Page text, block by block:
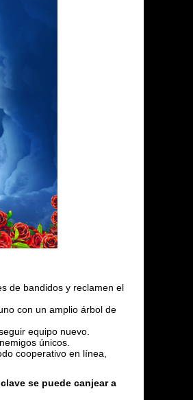
de bandidos y reclamen el
con un amplio árbol de
equipo nuevo.
únicos.
cooperativo en línea,
se puede canjear a